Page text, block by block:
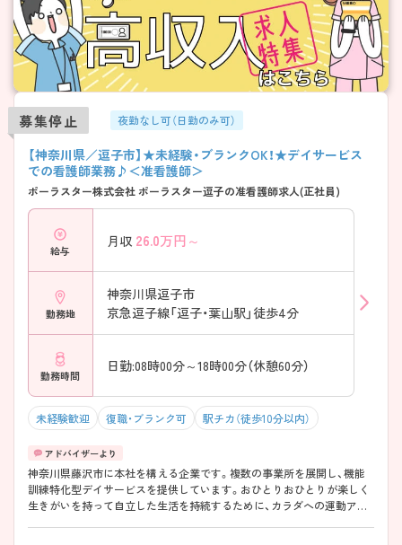
募集停止 夜勤なし可（日勤のみ可）
【神奈川県／逗子市】★未経験・ブランクOK！★デイサービス
での看護師業務♪＜准看護師＞
ポーラスター株式会社 ポーラスター逗子の准看護師求人(正社員)
給与
月収 26.0万円～
勤務地
神奈川県逗子市
京急逗子線「逗子・葉山駅」徒歩4分
勤務時間
日勤:08時00分～18時00分（休憩60分）
未経験歓迎 復職・ブランク可 駅チカ（徒歩10分以内）
神奈川県藤沢市に本社を構える企業です。複数の事業所を展開し、機能
訓練特化型デイサービスを提供しています。おひとりおひとりが楽しく
生きがいを持って自立した生活を持続するために、カラダへの運動アプ